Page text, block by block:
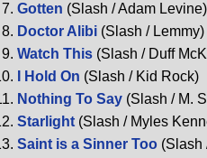
Gotten (Slash / Adam Levine)
Doctor Alibi (Slash / Lemmy)
Watch This (Slash / Duff
I Hold On (Slash / Kid Rock)
Nothing To Say (Slash / M.
Starlight (Slash / Myles
Saint is a Sinner Too (Slash